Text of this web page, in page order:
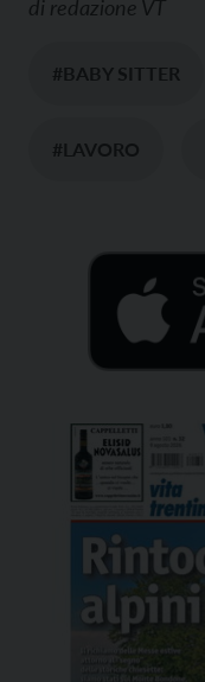
di redazione VT
#BABY SITTER
#LAVORO